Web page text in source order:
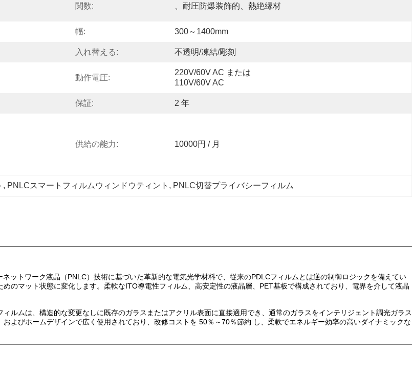
関数: 、耐圧防爆装飾的、熱絶縁材
幅: 300～1400mm
入れ替える: 不透明/凍結/彫刻
動作電圧:
220V/60V AC または
110V/60V AC
保証: 2 年
供給の能力: 10000円 / 月
, PNLCスマートフィルムウィンドウティント , PNLC切替プライバシーフィルム
ネットワーク液晶（PNLC）技術に基づいた革新的な電気光学材料で、従来のPDLCフィルムとは逆の制御ロジックを備えてい
のマット状態に変化します。柔軟なITO導電性フィルム、高安定性の液晶層、PET基板で構成されており、電界を介して液晶
ルムは、構造的な変更なしに既存のガラスまたはアクリル表面に直接適用でき、通常のガラスをインテリジェント調光ガラス
よびホームデザインで広く使用されており、改修コストを 50％～70％節約 し、柔軟でエネルギー効率の高いダイナミックな